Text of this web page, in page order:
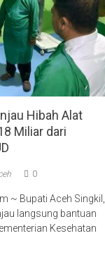
Hibah Alat
Miliar dari
0
~ Bupati Aceh Singkil,
langsung bantuan
Kesehatan